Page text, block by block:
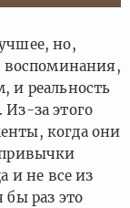
но,
воспоминания,
и реальность
за этого
когда они
и не все из
раз это